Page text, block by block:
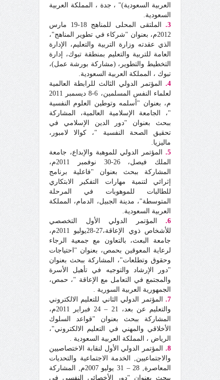
العربية السعودية)" ، جدة ، المملكة العربية
السعودية.
3.
الملتقى المحلى للمناهج 18-19 مارس
2012م، بعنوان "شركاء في تطوير المناهج"،
الذي عقدته وزارة التربية والتعليم، الإدارة
العامة للتربية والتعليم بمنطقة تبوك، إدارة
التخطيط والتطوير، (مشاركة بورشة عمل)،
تبوك ، المملكة العربية السعودية.
4.
المؤتمر الدولي الثالث للرابطة العالمية
لعلماء النفس المسلمين، 6-8 ديسمبر 2011
م، بعنوان "أسلمه وتوطين العلوم النفسية
"، الجامعة الإسلامية العالمية، المشاركة
ببحث بعنوان "دور الدين الإسلامي في
تحقيق الصحة النفسية "، كوالا لامبور،
ماليزيا.
5.
المؤتمر الدولي للموهبة والإبداع، جامعة
الملك فيصل، 26-30 نوفمبر 2011م،
المشاركة ببحث بعنوان "فاعلية برنامج
إثرائي لتنمية مهارات التفكير الابتكاري
للطالبات للموهوبات في المرحلة
المتوسطة"، مدينة الجبيل، الدمام، المملكة
العربية السعودية.
6.
المؤتمر الدولي الأول التخصصي
للأشخاص ذوي الإعاقة،27-28يوليو 2011م،
جامعة البعث، بالتعاون مع جمعية الرجاء
لرعاية المعوقين بحمص، بعنوان "احتياجات
وحقوق وتطلعات"، المشاركة ببحث بعنوان
"دور الإرشاد والتوجيه في تأهيل الأسرة
والمجتمع في التعامل مع الإعاقة "، حمص،
الجمهورية العربية السورية .
7.
المؤتمر الدولي الثاني للتعليم الالكتروني
والتعليم عن بعد، 21 – 24 فبراير 2011م،
المشاركة ببحث بعنوان "قواعد السلوك
الأخلاقي والمهني في التعليم الالكتروني"،
الرياض ، المملكة العربية السعودية .
8.
المؤتمر الدولي الأول لنقابة الاختصاصيين
والاجتماعيين, الخدمة الاجتماعية والتحديات
المعاصرة, 28 – 31 يوليو 2007م, المشاركة
ببحث بعنوان "دور الأخصائي النفسي في